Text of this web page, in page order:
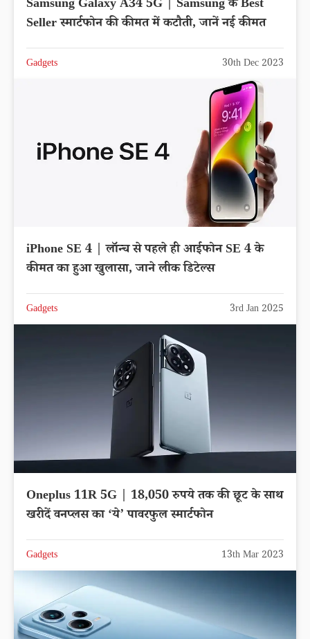
Samsung Galaxy A34 5G | Samsung के Best
Seller स्मार्टफोन की कीमत में कटौती, जानें नई कीमत
Gadgets 30th Dec 2023
iPhone SE 4 | लॉन्च से पहले ही आईफोन SE 4 के
कीमत का हुआ खुलासा, जाने लीक डिटेल्स
Gadgets 3rd Jan 2025
Oneplus 11R 5G | 18,050 रुपये तक की छूट के साथ
खरीदें वनप्लस का ‘ये’ पावरफुल स्मार्टफोन
Gadgets 13th Mar 2023